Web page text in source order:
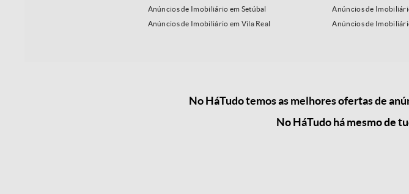
Anúncios de Imobiliário em Setúbal
Anúncios de
Anúncios de Imobiliário em Vila Real
Anúncios de
No HáTudo temos as melhores ofertas de
No HáTudo há mesmo de